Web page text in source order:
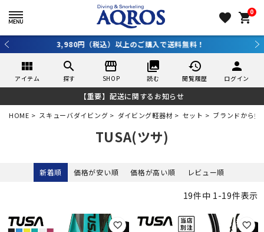
favorite 0
shopping_cart
3,980円（税込）以上のご購入で送料無料！
view_module
アイテム
search
探す
storefront
SHOP
collections
読む
history
閲覧履歴
person
ログイン
【重要】配送に関するお知らせ
HOME スキューバダイビング ダイビング軽器材 セット ブランドから探
TUSA(ツサ)
新着順 価格が安い順 価格が高い順 レビュー順
19件中 1-19件表示